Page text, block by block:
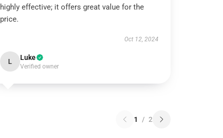
highly effective; it offers great value for the
price.
Oct 12, 2024
L Luke
Verified owner
1 / 2